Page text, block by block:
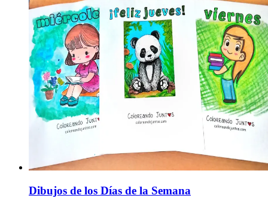
Dibujos de los Días de la Semana